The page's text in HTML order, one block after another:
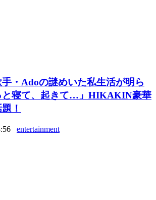
・Adoの謎めいた私生活が明ら
と寝て、起きて…」HIKAKIN豪華
！
entertainment